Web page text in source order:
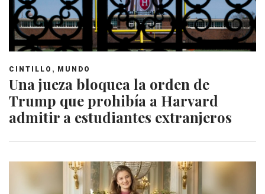
CINTILLO , MUNDO
Una jueza bloquea la orden de
Trump que prohibía a Harvard
admitir a estudiantes extranjeros